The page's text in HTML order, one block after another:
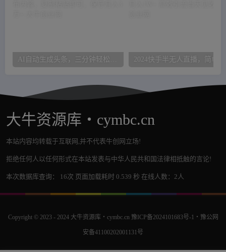
大牛资源库・cymbc.cn
本站内容均转载于互联网,并不代表牛创网立场!
拒绝任何人以任何形式在本站发表与中华人民共和国法律相抵触的言论!
本次数据库查询： 16次 页面加载耗时 0.539 秒 在线人数：2人
Copyright © 2023 - 2024 大牛资源库・cymbc.cn 豫ICP备2024101683号-1 ・ 豫公网
安备41100202001131号